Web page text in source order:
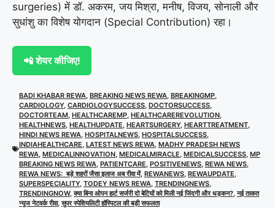
surgeries) में डॉ. अकरम, जय मिश्रा, मनीष, विजय, सोनाली और
सुधांशु का विशेष योगदान (Special Contribution) रहा।
📲 शेयर कीजिए!
BADI KHABAR REWA, BREAKING NEWS REWA, BREAKINGMP,
CARDIOLOGY, CARDIOLOGYSUCCESS, DOCTORSUCCESS,
DOCTORTEAM, HEALTHCAREMP, HEALTHCAREREVOLUTION,
HEALTHNEWS, HEALTHUPDATE, HEARTSURGERY, HEARTTREATMENT,
HINDI NEWS REWA, HOSPITALNEWS, HOSPITALSUCCESS,
INDIAHEALTHCARE, LATEST NEWS REWA, MADHY PRADESH NEWS
REWA, MEDICALINNOVATION, MEDICALMIRACLE, MEDICALSUCCESS, MP
BREAKING NEWS REWA, PATIENTCARE, POSITIVENEWS, REWA NEWS,
REWA NEWS: बड़े शहरों जैसा इलाज अब रीवा में, REWANEWS, REWAUPDATE,
SUPERSPECIALITY, TODEY NEWS REWA, TRENDINGNEWS,
TRENDINGNOW,क्या बिना ओपन हार्ट सर्जरी दो बेटियों को मिली नई जिंदगी और धड़कन?,नई ताकत
न्यूज नेटवर्क रीवा,सुपर स्पेशियलिटी हॉस्पिटल की बड़ी सफलता